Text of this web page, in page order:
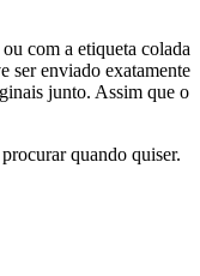
com a etiqueta colada
ser enviado exatamente
junto. Assim que o
quando quiser.